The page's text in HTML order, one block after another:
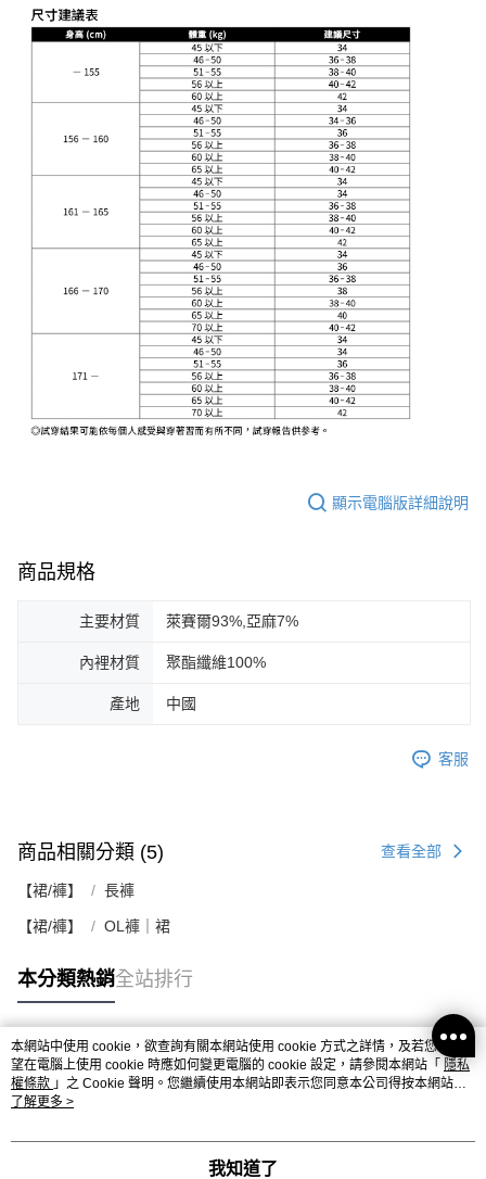
顯示電腦版詳細說明
商品規格
主要材質 萊賽爾93%,亞麻7%
內裡材質 聚酯纖維100%
產地 中國
客服
商品相關分類 (5) 查看全部
【裙/褲】 長褲
【裙/褲】 OL褲｜裙
本分類熱銷全站排行
熱門標籤
本網站中使用 cookie，欲查詢有關本網站使用 cookie 方式之詳情，及若您不希
望在電腦上使用 cookie 時應如何變更電腦的 cookie 設定，請參閱本網站「 隱私
權條款 」之 Cookie 聲明。您繼續使用本網站即表示您同意本公司得按本網站使
用條款之 Cookie 聲明使用 cookie。
了解更多 >
我知道了